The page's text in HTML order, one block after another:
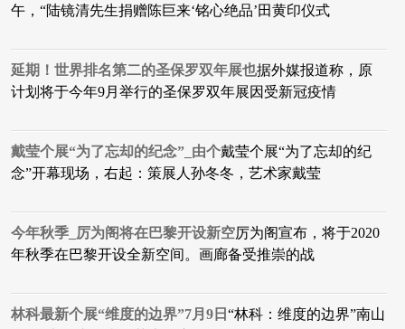
午，“陆镜清先生捐赠陈巨来‘铭心绝品’田黄印仪式
延期！世界排名第二的圣保罗双年展也据外媒报道称，原
计划将于今年9月举行的圣保罗双年展因受新冠疫情
戴莹个展“为了忘却的纪念”_由个戴莹个展“为了忘却的纪
念”开幕现场，右起：策展人孙冬冬，艺术家戴莹
今年秋季_厉为阁将在巴黎开设新空厉为阁宣布，将于2020
年秋季在巴黎开设全新空间。画廊备受推崇的战
林科最新个展“维度的边界”7月9日 “林科：维度的边界”南山